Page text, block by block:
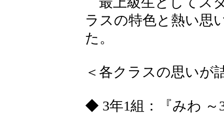
ラスの特色と熱い思
た。
＜各クラスの思いが
◆ 3年1組：『みわ ～